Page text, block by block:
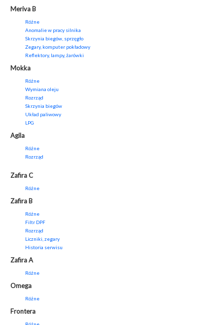
Meriva B
Różne
Anomalie w pracy silnika
Skrzynia biegów, sprzęgło
Zegary, komputer pokładowy
Reflektory, lampy, żarówki
Mokka
Różne
Wymiana oleju
Rozrząd
Skrzynia biegów
Układ paliwowy
LPG
Agila
Różne
Rozrząd
Zafira C
Różne
Zafira B
Różne
Filtr DPF
Rozrząd
Liczniki, zegary
Historia serwisu
Zafira A
Różne
Omega
Różne
Frontera